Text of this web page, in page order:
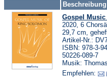
Beschreibung
Gospel
2020, 6
29,7 cm,
Artikel-Nr.:
ISBN: 978-3-
50226-089-7
Musik:
Empfehlen: